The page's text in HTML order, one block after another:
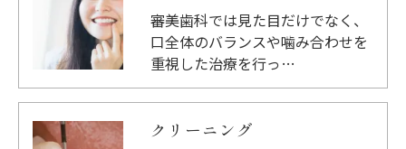
審美歯科では見た目だけでなく、
口全体のバランスや噛み合わせを
重視した治療を行っ…
クリーニング